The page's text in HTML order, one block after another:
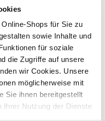
Shops für Sie zu
sowie Inhalte und
für soziale
die Zugriffe auf unsere
wir Cookies. Unsere
möglicherweise mit
Sie ihnen bereitgestellt
Ihrer Nutzung der Dienste
den Warenkorb